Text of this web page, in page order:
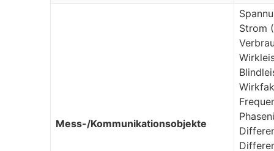
Mess-/Kommunikationsobjekte
Strom